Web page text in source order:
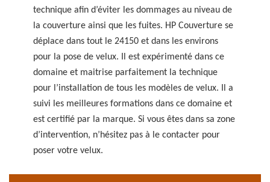
technique afin d’éviter les dommages au niveau de
la couverture ainsi que les fuites. HP Couverture se
déplace dans tout le 24150 et dans les environs
pour la pose de velux. Il est expérimenté dans ce
domaine et maitrise parfaitement la technique
pour l’installation de tous les modèles de velux. Il a
suivi les meilleures formations dans ce domaine et
est certifié par la marque. Si vous êtes dans sa zone
d’intervention, n’hésitez pas à le contacter pour
poser votre velux.